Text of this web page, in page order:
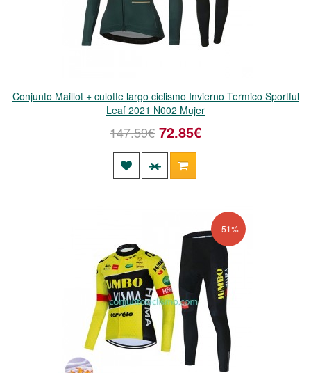
Conjunto Maillot + culotte largo ciclismo Invierno Termico Sportful
Leaf 2021 N002 Mujer
147.59€ 72.85€
-51%